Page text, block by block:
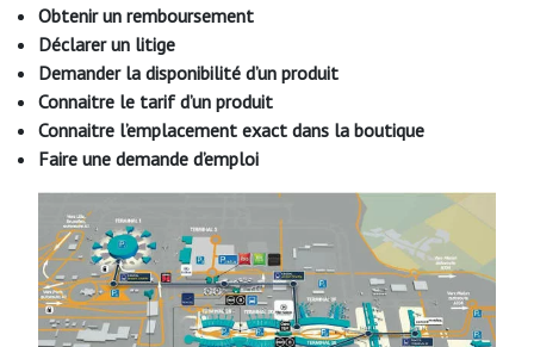
Obtenir un remboursement
Déclarer un litige
Demander la disponibilité d’un produit
Connaitre le tarif d’un produit
Connaitre l’emplacement exact dans la boutique
Faire une demande d’emploi